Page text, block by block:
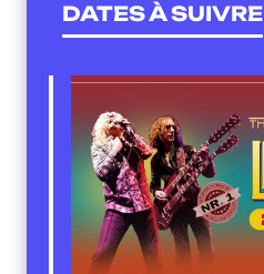
DATES À SUIVRE